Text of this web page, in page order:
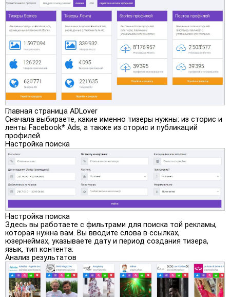
Главная страница ADLover
Сначала выбираете, какие именно тизеры нужны: из сторис и
ленты Facebook* Ads, а также из сторис и публикаций
профилей.
Настройка поиска
Настройка поиска
Здесь вы работаете с фильтрами для поиска той рекламы,
которая нужна вам. Вы вводите слова в ссылках,
юзернеймах, указываете дату и период создания тизера,
язык, тип контента.
Анализ результатов